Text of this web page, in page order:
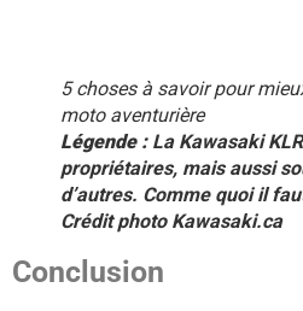
5 choses à savoir pour
moto aventurière
Légende : La Kawasaki
propriétaires, mais aussi
d’autres. Comme quoi il
Crédit photo Kawasaki.ca
Conclusion